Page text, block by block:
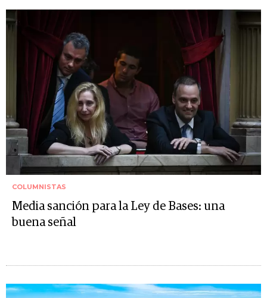
COLUMNISTAS
Media sanción para la Ley de Bases: una
buena señal